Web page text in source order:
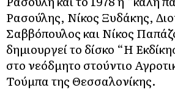
Ρασούλης, Νίκος Ξυδάκης,
Σαββόπουλος και Νίκος
δημιουργεί το δίσκο “Η
στο νεόδμητο στούντιο
Τούμπα της Θεσσαλονίκης.